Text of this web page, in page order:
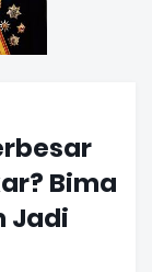
Bima
Jadi